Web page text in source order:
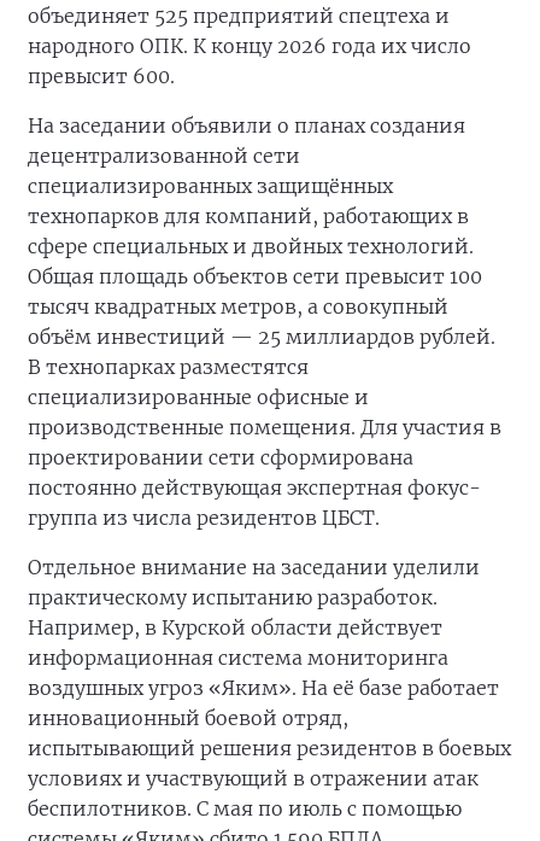
объединяет 525 предприятий спецтеха и
народного ОПК. К концу 2026 года их число
превысит 600.
На заседании объявили о планах создания
децентрализованной сети
специализированных защищённых
технопарков для компаний, работающих в
сфере специальных и двойных технологий.
Общая площадь объектов сети превысит 100
тысяч квадратных метров, а совокупный
объём инвестиций — 25 миллиардов рублей.
В технопарках разместятся
специализированные офисные и
производственные помещения. Для участия в
проектировании сети сформирована
постоянно действующая экспертная фокус-
группа из числа резидентов ЦБСТ.
Отдельное внимание на заседании уделили
практическому испытанию разработок.
Например, в Курской области действует
информационная система мониторинга
воздушных угроз «Яким». На её базе работает
инновационный боевой отряд,
испытывающий решения резидентов в боевых
условиях и участвующий в отражении атак
беспилотников. С мая по июль с помощью